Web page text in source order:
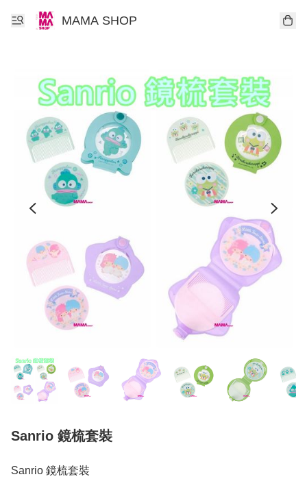
MAMA SHOP
Sanrio 鏡梳套裝
Sanrio 鏡梳套裝